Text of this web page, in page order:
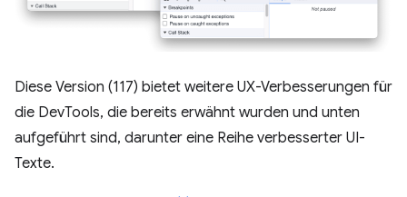
Diese Version (117) bietet weitere UX-Verbesserungen für
die DevTools, die bereits erwähnt wurden und unten
aufgeführt sind, darunter eine Reihe verbesserter UI-
Texte.